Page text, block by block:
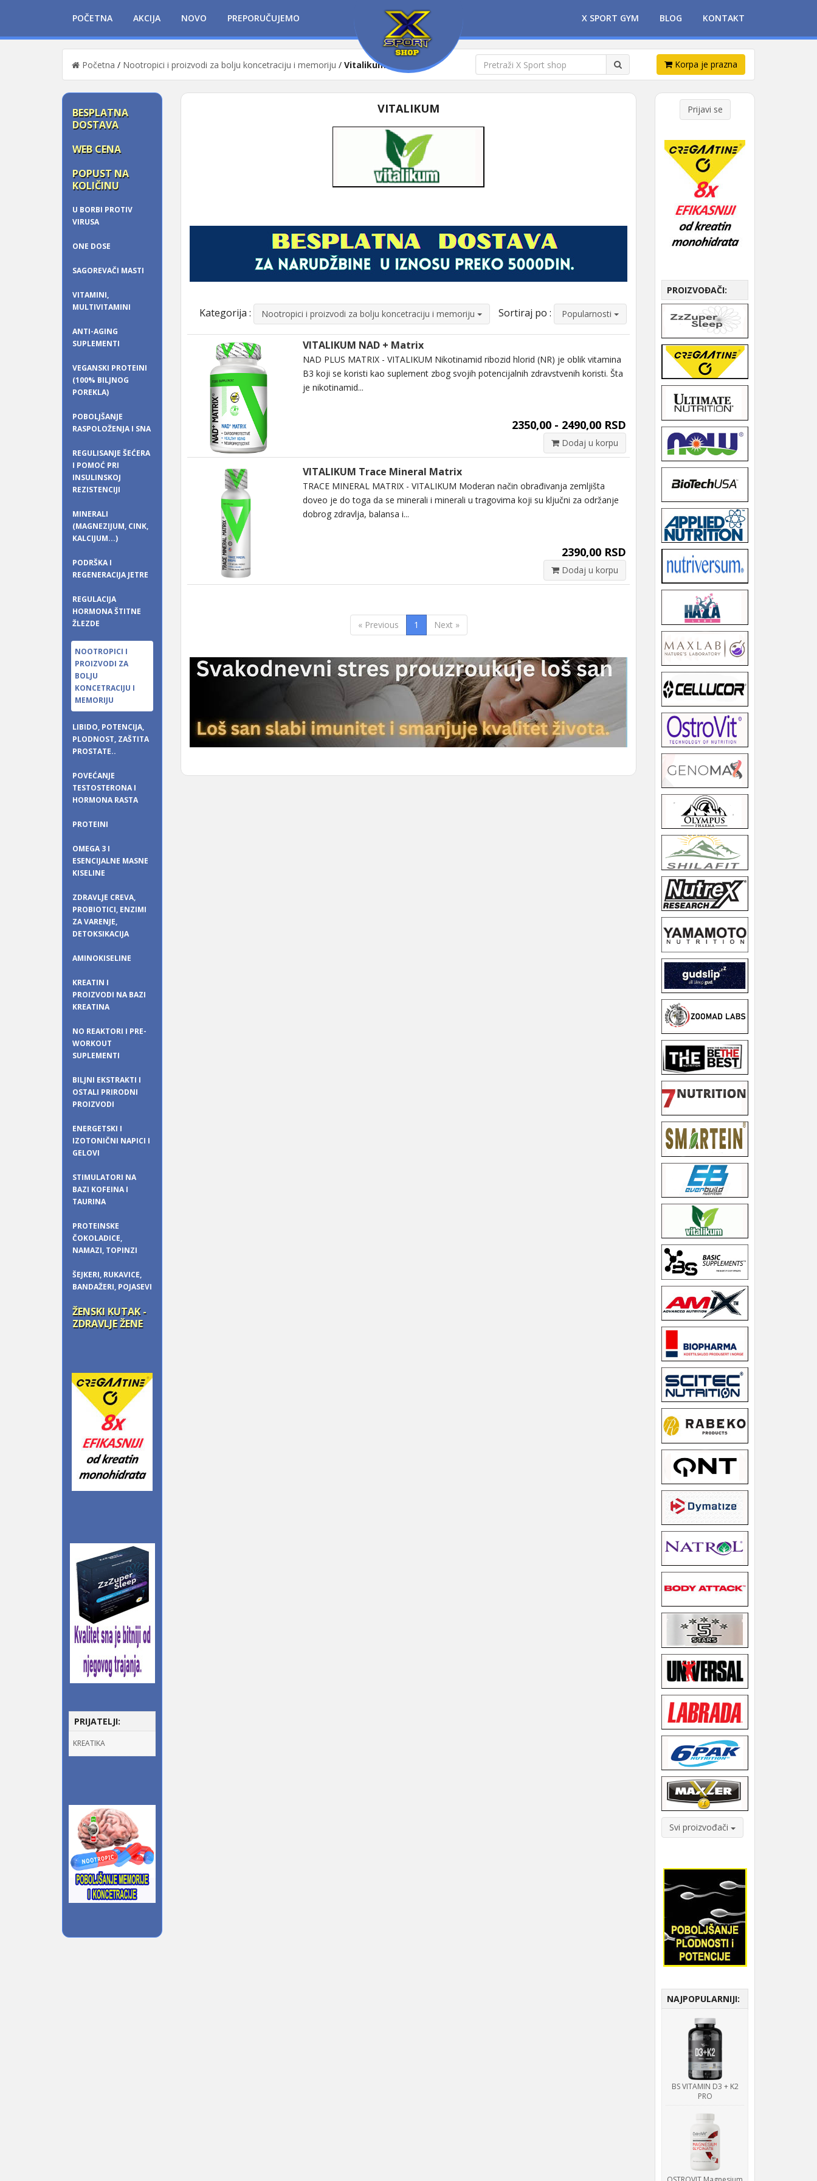
POČETNA AKCIJA NOVO PREPORUČUJEMO X SPORT GYM BLOG KONTAKT
Početna / Nootropici i proizvodi za bolju koncetraciju i memoriju / Vitalikum Korpa je prazna
BESPLATNA
DOSTAVA
WEB CENA
POPUST NA
KOLIČINU
U BORBI PROTIV
VIRUSA
ONE DOSE
SAGOREVAČI MASTI
VITAMINI,
MULTIVITAMINI
ANTI-AGING
SUPLEMENTI
VEGANSKI PROTEINI
(100% BILJNOG
POREKLA)
POBOLJŠANJE
RASPOLOŽENJA I SNA
REGULISANJE ŠEĆERA
I POMOĆ PRI
INSULINSKOJ
REZISTENCIJI
MINERALI
(MAGNEZIJUM, CINK,
KALCIJUM...)
PODRŠKA I
REGENERACIJA JETRE
REGULACIJA
HORMONA ŠTITNE
ŽLEZDE
NOOTROPICI I
PROIZVODI ZA
BOLJU
KONCETRACIJU I
MEMORIJU
LIBIDO, POTENCIJA,
PLODNOST, ZAŠTITA
PROSTATE..
POVEĆANJE
TESTOSTERONA I
HORMONA RASTA
PROTEINI
OMEGA 3 I
ESENCIJALNE MASNE
KISELINE
ZDRAVLJE CREVA,
PROBIOTICI, ENZIMI
ZA VARENJE,
DETOKSIKACIJA
AMINOKISELINE
KREATIN I
PROIZVODI NA BAZI
KREATINA
NO REAKTORI I PRE-
WORKOUT
SUPLEMENTI
BILJNI EKSTRAKTI I
OSTALI PRIRODNI
PROIZVODI
ENERGETSKI I
IZOTONIČNI NAPICI I
GELOVI
STIMULATORI NA
BAZI KOFEINA I
TAURINA
PROTEINSKE
ČOKOLADICE,
NAMAZI, TOPINZI
ŠEJKERI, RUKAVICE,
BANDAŽERI, POJASEVI
ŽENSKI KUTAK -
ZDRAVLJE ŽENE
PRIJATELJI:
KREATIKA
VITALIKUM
Kategorija : Nootropici i proizvodi za bolju koncetraciju i memoriju Sortiraj po : Popularnosti
VITALIKUM NAD + Matrix
NAD PLUS MATRIX - VITALIKUM Nikotinamid ribozid hlorid (NR) je oblik vitamina
B3 koji se koristi kao suplement zbog svojih potencijalnih zdravstvenih koristi. Šta
je nikotinamid...
2350,00 - 2490,00 RSD
Dodaj u korpu
VITALIKUM Trace Mineral Matrix
TRACE MINERAL MATRIX - VITALIKUM Moderan način obrađivanja zemljišta
doveo je do toga da se minerali i minerali u tragovima koji su ključni za održanje
dobrog zdravlja, balansa i...
2390,00 RSD
Dodaj u korpu
« Previous 1 Next »
Prijavi se
PROIZVOĐAČI:
Svi proizvođači
NAJPOPULARNIJI:
BS VITAMIN D3 + K2
PRO